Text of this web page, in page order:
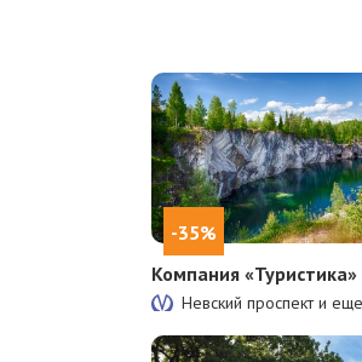
-35%
Компания «Туристика»
Невский проспект и еще